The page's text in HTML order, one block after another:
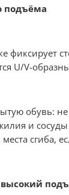
подъёма
фиксирует
U/V-
обувь:
и
сгиба,